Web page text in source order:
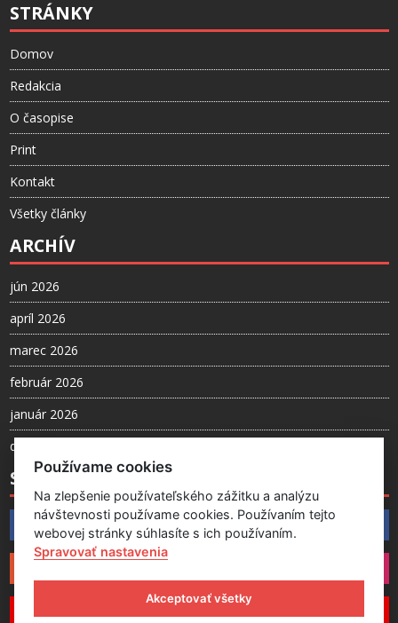
STRÁNKY
Domov
Redakcia
O časopise
Print
Kontakt
Všetky články
ARCHÍV
jún 2026
apríl 2026
marec 2026
február 2026
január 2026
december 2025
SLEDUJTE NÁS
Facebook
Používame cookies
Na zlepšenie používateľského zážitku a analýzu
návštevnosti používame cookies. Používaním tejto
webovej stránky súhlasíte s ich používaním.
Spravovať nastavenia
Akceptovať všetky